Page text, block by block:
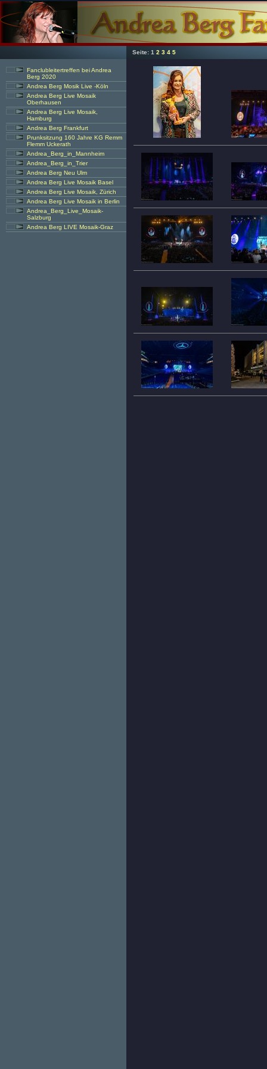
Seite: 1 2 3 4 5
Fanclubleitertreffen bei Andrea
Berg 2020
Andrea Berg Mosik Live -Köln
Andrea Berg Live Mosaik
Oberhausen
Andrea Berg Live Mosaik,
Hamburg
Andrea Berg Frankfurt
Prunksitzung 160 Jahre KG Remm
Flemm Uckerath
Andrea_Berg_in_Mannheim
Andrea_Berg_in_Trier
Andrea Berg Neu Ulm
Andrea Berg Live Mosaik Basel
Andrea Berg Live Mosaik, Zürich
Andrea Berg Live Mosaik in Berlin
Andrea_Berg_Live_Mosaik-
Salzburg
Andrea Berg LIVE Mosaik-Graz